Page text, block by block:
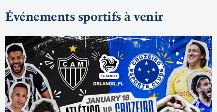
Événements sportifs à venir